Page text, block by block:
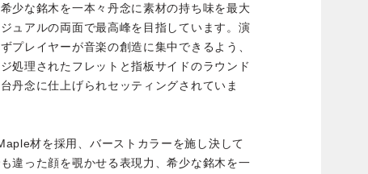
少な銘木を一本々丹念に素材の持ち味を最大
ュアルの両面で最高峰を目指しています。演
プレイヤーが音楽の創造に集中できるよう、
処理されたフレットと指板サイドのラウンド
丹念に仕上げられセッティングされていま
材を採用、バーストカラーを施し決して
違った顔を覗かせる表現力、希少な銘木を一